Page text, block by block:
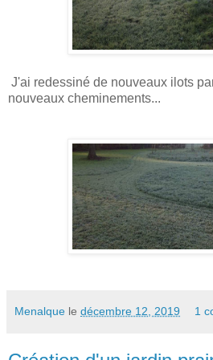
J'ai redessiné de nouveaux ilots
nouveaux cheminements...
Menalque le décembre 12, 2019 1